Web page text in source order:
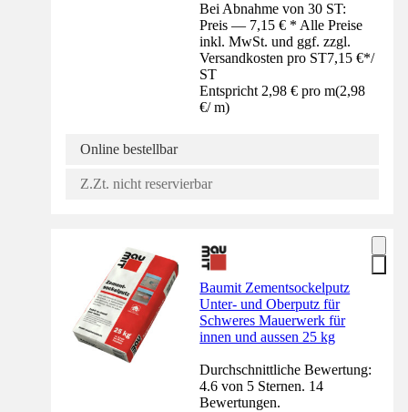
Bei Abnahme von 30 ST:
Preis — 7,15 € * Alle Preise
inkl. MwSt. und ggf. zzgl.
Versandkosten pro ST7,15 €*/
ST
Entspricht 2,98 € pro m(2,98
€/ m)
Online bestellbar
Z.Zt. nicht reservierbar
Baumit Zementsockelputz
Unter- und Oberputz für
Schweres Mauerwerk für
innen und aussen 25 kg
Durchschnittliche Bewertung:
4.6 von 5 Sternen. 14
Bewertungen.